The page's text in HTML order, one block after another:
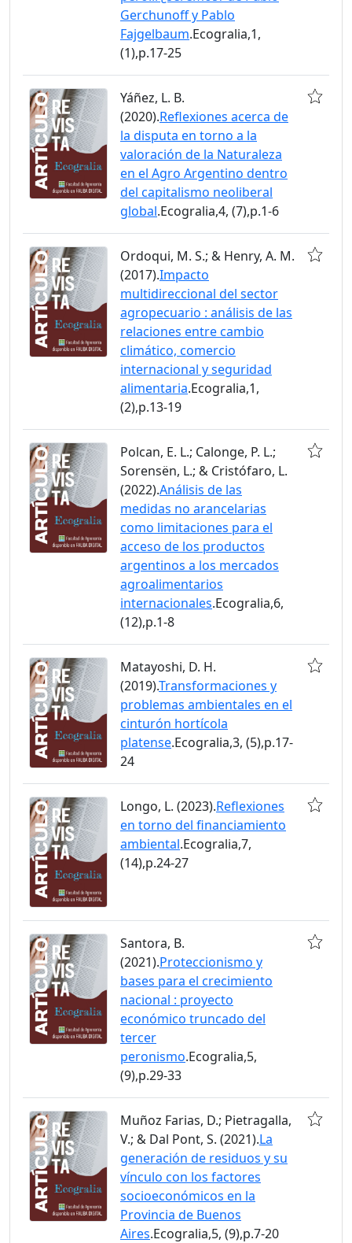
Gerchunoff y Pablo
Fajgelbaum.Ecogralia,1,
(1),p.17-25
Yáñez, L. B.
(2020).Reflexiones acerca de
la disputa en torno a la
valoración de la Naturaleza
en el Agro Argentino dentro
del capitalismo neoliberal
global.Ecogralia,4, (7),p.1-6
Ordoqui, M. S.; & Henry, A. M.
(2017).Impacto
multidireccional del sector
agropecuario : análisis de las
relaciones entre cambio
climático, comercio
internacional y seguridad
alimentaria.Ecogralia,1,
(2),p.13-19
Polcan, E. L.; Calonge, P. L.;
Sorensën, L.; & Cristófaro, L.
(2022).Análisis de las
medidas no arancelarias
como limitaciones para el
acceso de los productos
argentinos a los mercados
agroalimentarios
internacionales.Ecogralia,6,
(12),p.1-8
Matayoshi, D. H.
(2019).Transformaciones y
problemas ambientales en el
cinturón hortícola
platense.Ecogralia,3, (5),p.17-
24
Longo, L. (2023).Reflexiones
en torno del financiamiento
ambiental.Ecogralia,7,
(14),p.24-27
Santora, B.
(2021).Proteccionismo y
bases para el crecimiento
nacional : proyecto
económico truncado del
tercer
peronismo.Ecogralia,5,
(9),p.29-33
Muñoz Farias, D.; Pietragalla,
V.; & Dal Pont, S. (2021).La
generación de residuos y su
vínculo con los factores
socioeconómicos en la
Provincia de Buenos
Aires.Ecogralia,5, (9),p.7-20